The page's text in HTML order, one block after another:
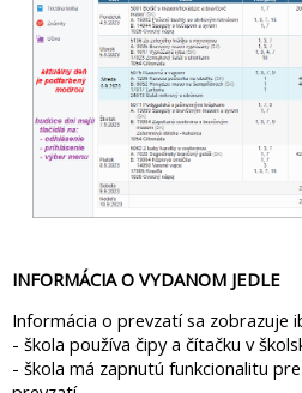
INFORMÁCIA O VYDANOM JEDLE
Informácia o prevzatí sa zobrazuje
- škola používa čipy a čítačku v
- škola má zapnutú funkcionalitu